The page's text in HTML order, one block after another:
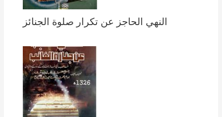
النهي الحاجز عن تكرار صلوة الجنائز